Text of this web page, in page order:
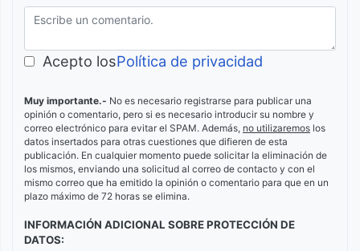
Acepto losPolítica de privacidad
Muy importante.- No es necesario registrarse para publicar una
opinión o comentario, pero si es necesario introducir su nombre y
correo electrónico para evitar el SPAM. Además, no utilizaremos los
datos insertados para otras cuestiones que difieren de esta
publicación. En cualquier momento puede solicitar la eliminación de
los mismos, enviando una solicitud al correo de contacto y con el
mismo correo que ha emitido la opinión o comentario para que en un
plazo máximo de 72 horas se elimina.
INFORMACIÓN ADICIONAL SOBRE PROTECCIÓN DE
DATOS: